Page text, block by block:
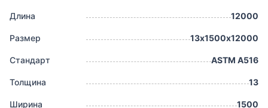
Длина 12000
Размер 13х1500х12000
Стандарт ASTM A516
Толщина 13
Ширина 1500